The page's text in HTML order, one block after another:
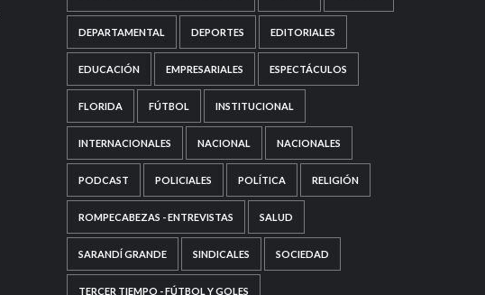
DEPARTAMENTAL DEPORTES EDITORIALES
EDUCACIÓN EMPRESARIALES ESPECTÁCULOS
FLORIDA FÚTBOL INSTITUCIONAL
INTERNACIONALES NACIONAL NACIONALES
PODCAST POLICIALES POLÍTICA RELIGIÓN
ROMPECABEZAS - ENTREVISTAS SALUD
SARANDÍ GRANDE SINDICALES SOCIEDAD
TERCER TIEMPO - FÚTBOL Y GOLES